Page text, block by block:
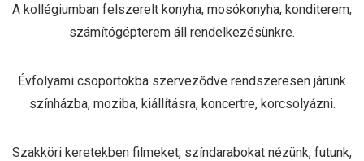
A kollégiumban felszerelt konyha, mosókonyha, konditerem,
számítógépterem áll rendelkezésünkre.
Évfolyami csoportokba szerveződve rendszeresen járunk
színházba, moziba, kiállításra, koncertre, korcsolyázni.
Szakköri keretekben filmeket, színdarabokat nézünk, futunk,